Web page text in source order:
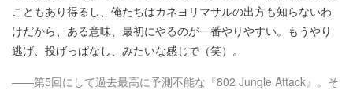
こともあり得るし、俺たちはカネヨリマサルの出方も知らないわ
けだから、ある意味、最初にやるのが一番やりやすい。もうやり
逃げ、投げっぱなし、みたいな感じで（笑）。
――第5回にして過去最高に予測不能な『802 Jungle Attack』。そ